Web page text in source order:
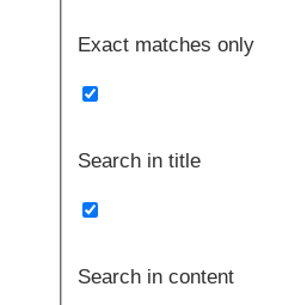
Exact matches only
Search in title
Search in content